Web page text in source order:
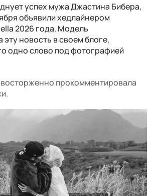
успех мужа Джастина Бибера,
объявили хедлайнером
2026 года. Модель
эту новость в своем блоге,
одно слово под фотографией
прокомментировала